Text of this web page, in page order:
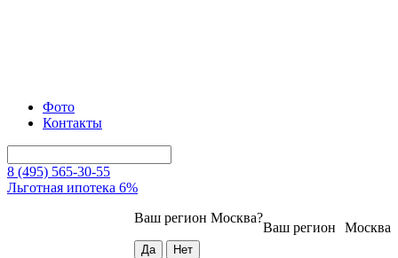
Фото
Контакты
8 (495) 565-30-55
Льготная ипотека 6%
Москва
Ваш регион
Ваш регион Москва?